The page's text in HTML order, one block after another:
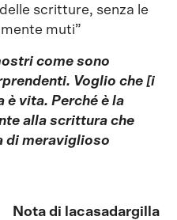
scritture, senza le
muti”
come sono
Voglio che [i
è vita. Perché è la
alla scrittura che
di meraviglioso
Nota di lacasadargilla